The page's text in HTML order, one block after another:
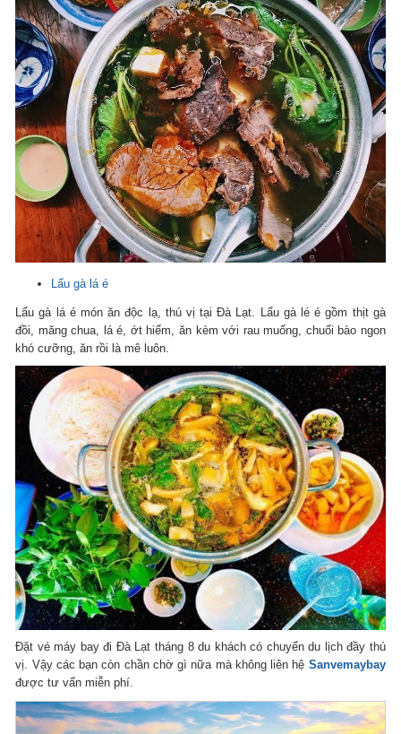
Lẩu gà lá é
Lẩu gà lá é món ăn độc lạ, thú vị tại Đà Lạt. Lẩu gà lé é gồm thịt gà
đồi, măng chua, lá é, ớt hiểm, ăn kèm với rau muống, chuối bào ngon
khó cưỡng, ăn rồi là mê luôn.
Đặt vé máy bay đi Đà Lạt tháng 8 du khách có chuyến du lịch đầy thú
vị. Vậy các bạn còn chần chờ gì nữa mà không liên hệ Sanvemaybay
được tư vấn miễn phí.